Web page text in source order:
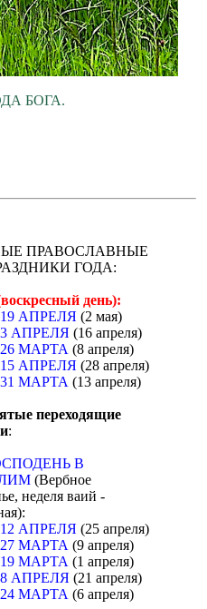
БОГА.
ПРАВОСЛАВНЫЕ
ГОДА:
день):
19 АПРЕЛЯ (2 мая)
3 АПРЕЛЯ (16 апреля)
26 МАРТА (8 апреля)
15 АПРЕЛЯ (28 апреля)
31 МАРТА (13 апреля)
переходящие
:
В
(Вербное
неделя ваий -
12 АПРЕЛЯ (25 апреля)
27 МАРТА (9 апреля)
19 МАРТА (1 апреля)
8 АПРЕЛЯ (21 апреля)
24 МАРТА (6 апреля)